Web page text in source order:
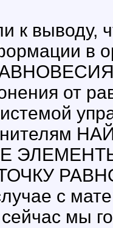
к выводу,
в
от
с
сейчас